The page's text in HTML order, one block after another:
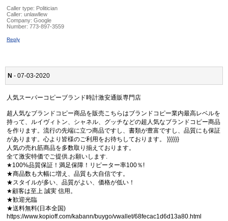
Caller type: Politician
Caller: unlawllew
Company: Google
Number: 773-897-3559
Reply
N - 07-03-2020
人気スーパーコピーブランド時計激安通販専門店
超人気なブランドコピー商品を販売こちらはブランドコピー業内最高レベルを
持って、ルイヴィトン、シャネル、グッチなどの超人気なブランドコピー商品
を作ります。流行の先端に立つ商品ですし、書類が豊富ですし、品質にも保証
があります。心より皆様のご利用をお待ちしております。 }}}}}}
人気の売れ筋商品を多数取り揃えております。
全て激安特価でご提供.お願いします.
★100%品質保証！満足保障！リピーター率100％!
★商品数も大幅に増え、品質も大自信です。
★スタイルが多い、品質がよい、価格が低い！
★顧客は至上 誠実 信用。
★歓迎光臨
★送料無料(日本全国)
https://www.kopioff.com/kabann/buygo/vwallet/68fecac1d6d13a80.html